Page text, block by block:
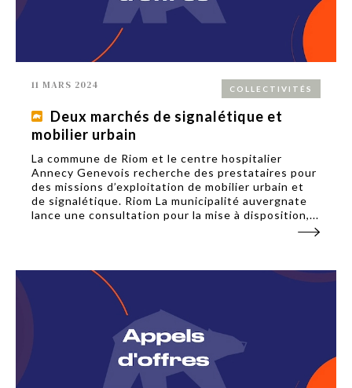
COLLECTIVITÉS
11 MARS 2024
Deux marchés de signalétique et
mobilier urbain
La commune de Riom et le centre hospitalier
Annecy Genevois recherche des prestataires pour
des missions d’exploitation de mobilier urbain et
de signalétique. Riom La municipalité auvergnate
lance une consultation pour la mise à disposition,...